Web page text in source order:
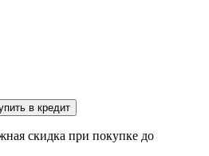
в кредит
скидка при покупке до